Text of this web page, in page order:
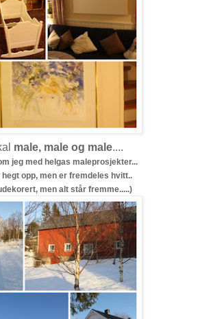
male, male og male....
jeg med helgas maleprosjekter...
hegt opp, men er fremdeles hvitt..
men alt står fremme.....)